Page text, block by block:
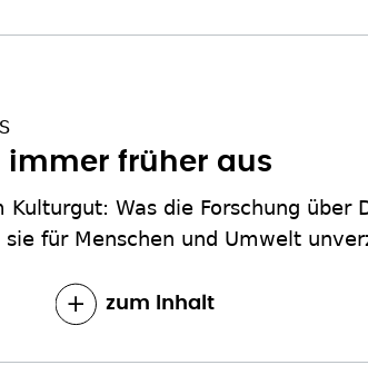
immer früher aus
Was die Forschung über
für Menschen und Umwelt
zum Inhalt